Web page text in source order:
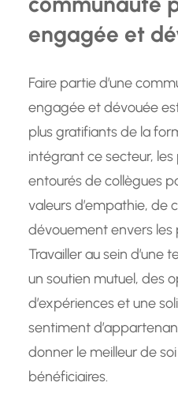
engagée et
Faire partie d’une
engagée et dévouée
plus gratifiants de la
intégrant ce secteur,
entourés de collègues
valeurs d’empathie, de
dévouement envers les
Travailler au sein d’une
un soutien mutuel, des
d’expériences et une
sentiment
donner le meilleur de
bénéficiaires.